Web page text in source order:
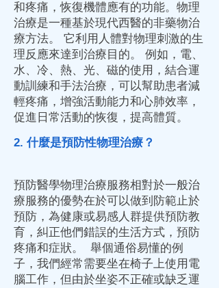
和疼痛，恢復機體應有的功能。物理
治療是一種基於現代西醫的非藥物治
療方法。 它利用人體對物理刺激的生
理反應來達到治療目的。 例如，電、
水、冷、熱、光、磁的使用，結合運
動訓練和手法治療，可以幫助患者減
輕疼痛，增強活動能力和心肺效率，
促進日常活動的恢復，提高體質。
2. 什麼是預防性物理治療？
預防醫學物理治療服務相對於一般治
療服務的優勢在於可以做到防範止於
預防，為健康或易感人群提供預防教
育，糾正他們錯誤的生活方式，預防
疼痛和症狀。 舉個通俗易懂的例
子，我們經常需要坐在椅子上使用電
腦工作，但由於坐姿不正確或缺乏運